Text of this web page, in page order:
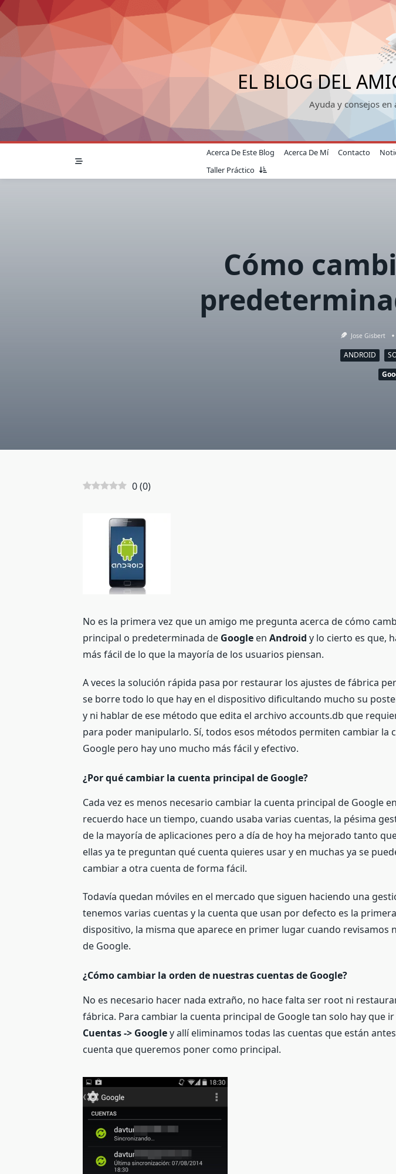
Saltar
al
contenido
EL BLOG DEL
Ayuda y consejos
Acerca De Este Blog Acerca De Mí Contacto
Taller Práctico
Cómo
Jose Gisbert
ANDROID
0(0)
No es la primera vez que un amigo me pregunta acerca de cómo
principal o predeterminada de Google enAndroid y lo cierto es que,
más fácil de lo que la mayoría de los usuarios piensan.
A veces la solución rápida pasa por restaurar los ajustes de fábrica
se borre todo lo que hay en el dispositivo dificultando mucho su
y ni hablar de ese método que edita el archivo accounts.db que
para poder manipularlo. Sí, todos esos métodos permiten cambiar la
Google pero hay uno mucho más fácil y efectivo.
¿Por qué cambiar la cuenta principal de Google?
Cada vez es menos necesario cambiar la cuenta principal de Google
recuerdo hace un tiempo, cuando usaba varias cuentas, la pésima
de la mayoría de aplicaciones pero a día de hoy ha mejorado tanto
ellas ya te preguntan qué cuenta quieres usar y en muchas ya se
cambiar a otra cuenta de forma fácil.
Todavía quedan móviles en el mercado que siguen haciendo una
tenemos varias cuentas y la cuenta que usan por defecto es la
dispositivo, la misma que aparece en primer lugar cuando revisamos
de Google.
¿Cómo cambiar la orden de nuestras cuentas de Google?
No es necesario hacer nada extraño, no hace falta ser root ni
fábrica. Para cambiar la cuenta principal de Google tan solo hay que
Cuentas -> Googley allí eliminamos todas las cuentas que están
cuenta que queremos poner como principal.